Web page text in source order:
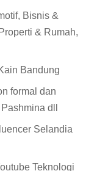
Bisnis &
& Rumah,
Bandung
formal dan
dll
Selandia
Teknologi